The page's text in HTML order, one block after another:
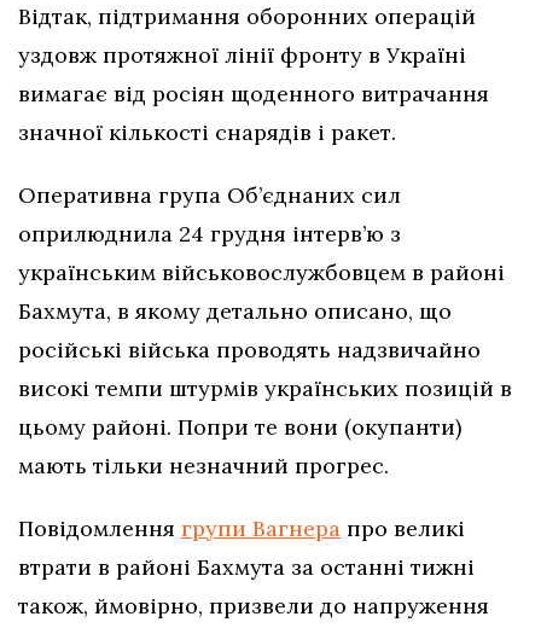
Відтак, підтримання оборонних операцій
уздовж протяжної лінії фронту в Україні
вимагає від росіян щоденного витрачання
значної кількості снарядів і ракет.
Оперативна група Об’єднаних сил
оприлюднила 24 грудня інтерв’ю з
українським військовослужбовцем в районі
Бахмута, в якому детально описано, що
російські війська проводять надзвичайно
високі темпи штурмів українських позицій в
цьому районі. Попри те вони (окупанти)
мають тільки незначний прогрес.
Повідомлення групи Вагнера про великі
втрати в районі Бахмута за останні тижні
також, ймовірно, призвели до напруження